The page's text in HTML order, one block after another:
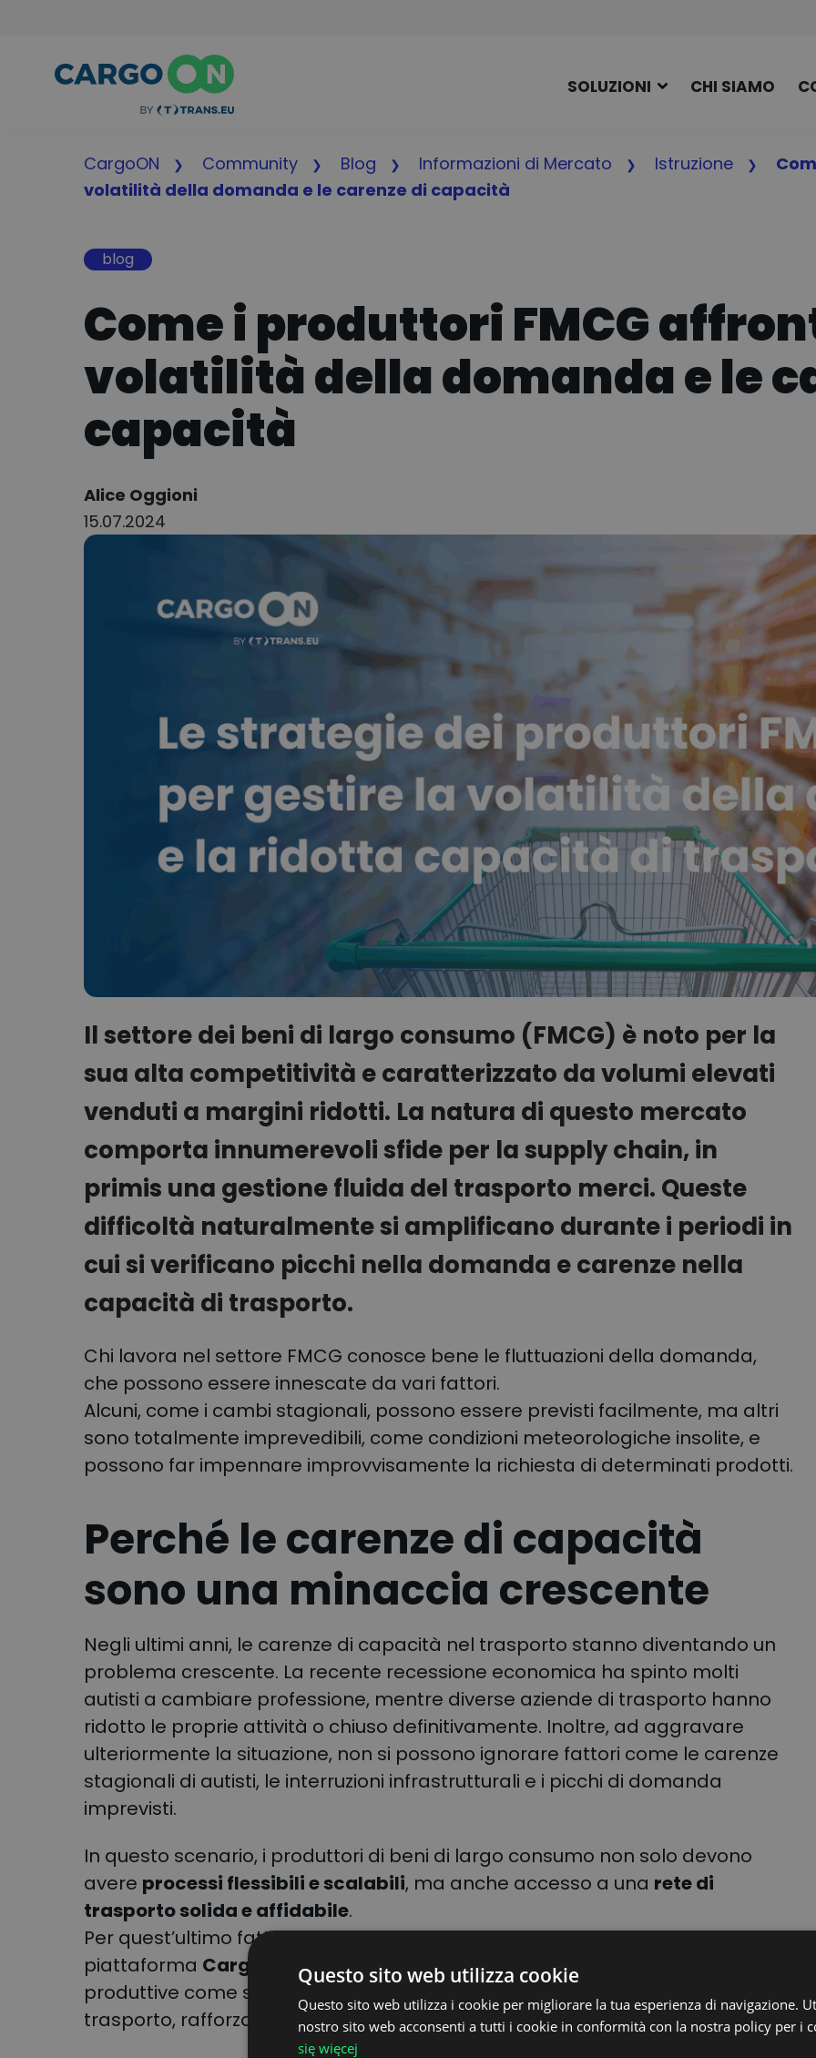
SOLUZIONI CHI SIAMO
CargoON Community Blog Informazioni di Mercato Istruzione
volatilità della domanda e le carenze di capacità
blog
Come i produttori FMCG
volatilità della domanda e le
capacità
Author:
Alice Oggioni
15.07.2024
Il settore dei beni di largo consumo (FMCG) è noto per la
sua alta competitività e caratterizzato da volumi elevati
venduti a margini ridotti. La natura di questo mercato
comporta innumerevoli sfide per la supply chain, in
primis una gestione fluida del trasporto merci. Queste
difficoltà naturalmente si amplificano durante i periodi in
cui si verificano picchi nella domanda e carenze nella
capacità di trasporto.
Chi lavora nel settore FMCG conosce bene le fluttuazioni della domanda,
che possono essere innescate da vari fattori.
Alcuni, come i cambi stagionali, possono essere previsti facilmente, ma altri
sono totalmente imprevedibili, come condizioni meteorologiche insolite, e
possono far impennare improvvisamente la richiesta di determinati prodotti.
Perché le carenze di capacità
sono una minaccia crescente
Negli ultimi anni, le carenze di capacità nel trasporto stanno diventando un
problema crescente. La recente recessione economica ha spinto molti
autisti a cambiare professione, mentre diverse aziende di trasporto hanno
ridotto le proprie attività o chiuso definitivamente. Inoltre, ad aggravare
ulteriormente la situazione, non si possono ignorare fattori come le carenze
stagionali di autisti, le interruzioni infrastrutturali e i picchi di domanda
imprevisti.
In questo scenario, i produttori di beni di largo consumo non solo devono
avere processi flessibili e scalabili, ma anche accesso a una rete di
trasporto solida e affidabile.
Per quest’ultimo fattore chiave, avanzate soluzioni digitali, come la
piattaforma CargoON
, si stanno rapidamente affermando fra le aziende
produttive come strumenti di riferimento per ottimizzare le operazioni di
trasporto, rafforzare la supply chain e ridurre i costi operativi.
Questo sito web utilizza cookie
Questo sito web utilizza i cookie per migliorare la tua esperienza di navigazione.
nostro sito web acconsenti a tutti i cookie in conformità con la nostra policy per i
się więcej